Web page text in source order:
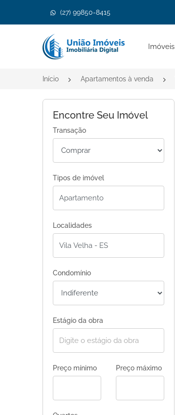
(27) 99850-8415
Página inicial
Imóveis
Início Apartamentos à venda
Encontre Seu Imóvel
Transação
Tipos de imóvel
Localidades
Condomínio
Estágio da obra
Preço mínimo Preço máximo